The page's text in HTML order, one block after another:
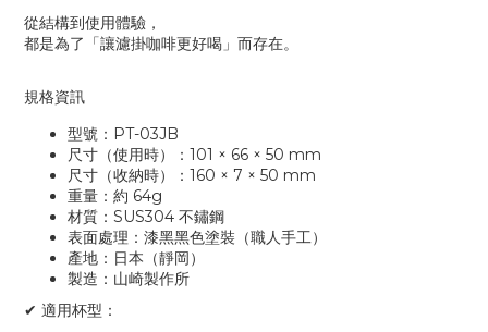
從結構到使用體驗，
都是為了「讓濾掛咖啡更好喝」而存在。
規格資訊
型號： PT-03JB
尺寸（使用時）： 101 × 66 × 50 mm
尺寸（收納時）： 160 × 7 × 50 mm
重量：約 64g
材質： SUS304 不鏽鋼
表面處理：漆黑黑色塗裝（職人手工）
產地：日本（靜岡）
製造：山崎製作所
✔ 適用杯型：